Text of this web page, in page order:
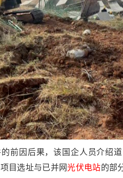
前因后果，该国企人员介绍
目选址与已并网光伏电站的部